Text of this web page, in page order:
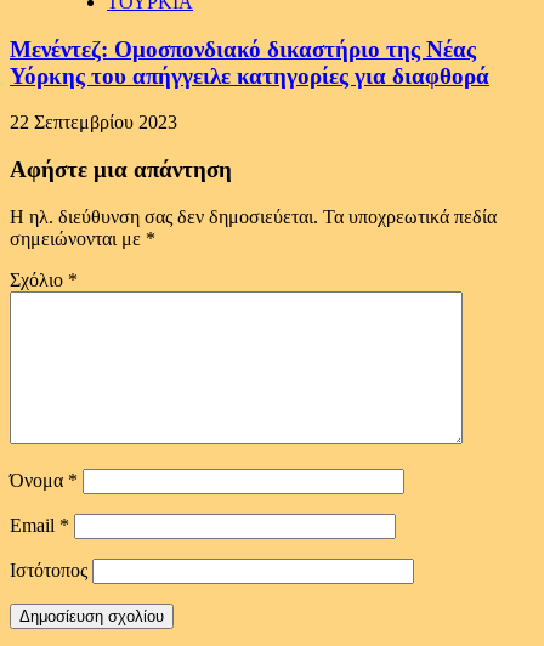
Μενέντεζ: Ομοσπονδιακό δικαστήριο της Νέας
Υόρκης του απήγγειλε κατηγορίες για διαφθορά
22 Σεπτεμβρίου 2023
Αφήστε μια απάντηση
Η ηλ. διεύθυνση σας δεν δημοσιεύεται. Τα υποχρεωτικά πεδία
σημειώνονται με *
Σχόλιο *
Όνομα *
Email *
Ιστότοπος